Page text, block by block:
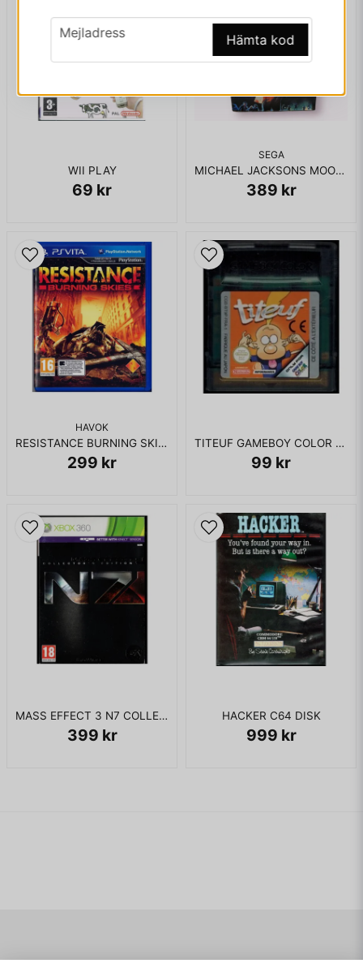
WII PLAY
69 kr
SEGA
MICHAEL JACKSONS MOONWALKER MASTERSYSTEM
389 kr
HAVOK
RESISTANCE BURNING SKIES PS VITA
299 kr
TITEUF GAMEBOY COLOR FRANSKT
99 kr
MASS EFFECT 3 N7 COLLECTORS EDITION XBOX 360
399 kr
HACKER C64 DISK
999 kr
email
Mejladress Hämta kod